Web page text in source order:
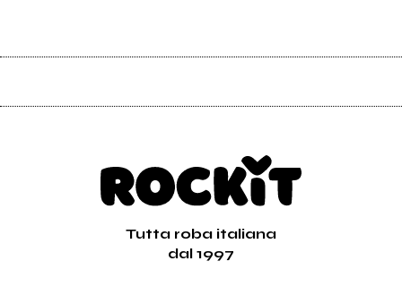
Tutta roba italiana
dal 1997